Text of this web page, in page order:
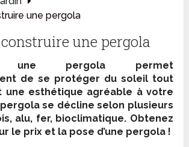
une pergola
une pergola
une pergola permet
de se protéger du soleil tout
une esthétique agréable à votre
se décline selon plusieurs
alu, fer, bioclimatique. Obtenez
le prix et la pose d’une pergola !